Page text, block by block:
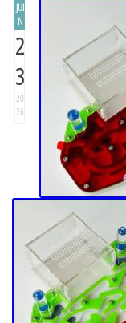
JUI
N
2
3
20
26